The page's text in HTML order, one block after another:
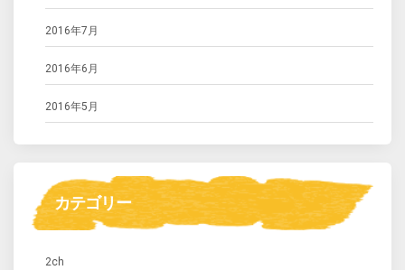
2016年7月
2016年6月
2016年5月
カテゴリー
2ch